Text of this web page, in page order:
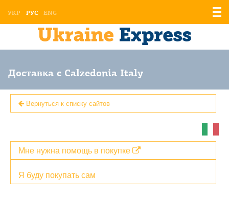
УКР РУС ENG
Доставка с Calzedonia Italy
Вернуться к списку сайтов
Я буду покупать сам
Мне нужна помощь в покупке